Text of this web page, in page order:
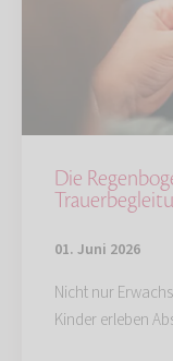
Die
01. Juni 2026
Nicht nur
Kinder erleben